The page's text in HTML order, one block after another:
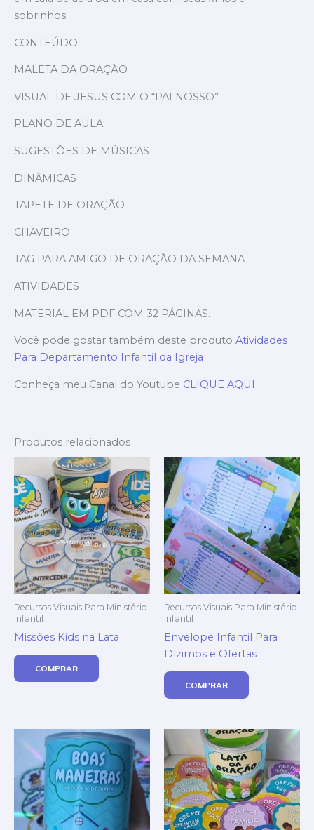
sobrinhos…
CONTEÚDO:
MALETA DA ORAÇÃO
VISUAL DE JESUS COM O “PAI NOSSO”
PLANO DE AULA
SUGESTÕES DE MÚSICAS
DINÂMICAS
TAPETE DE ORAÇÃO
CHAVEIRO
TAG PARA AMIGO DE ORAÇÃO DA SEMANA
ATIVIDADES
MATERIAL EM PDF COM 32 PÁGINAS.
Você pode gostar também deste produto Atividades
Para Departamento Infantil da Igreja
Conheça meu Canal do Youtube CLIQUE AQUI
Produtos relacionados
Recursos Visuais Para Ministério
Infantil
Missões Kids na Lata
COMPRAR
Recursos Visuais Para Ministério
Infantil
Envelope Infantil Para
Dízimos e Ofertas
COMPRAR